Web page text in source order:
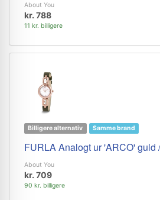
About You
kr. 788
11 kr. billigere
Billigere alternativ Samme brand
FURLA Analogt ur 'ARCO' guld
About You
kr. 709
90 kr. billigere